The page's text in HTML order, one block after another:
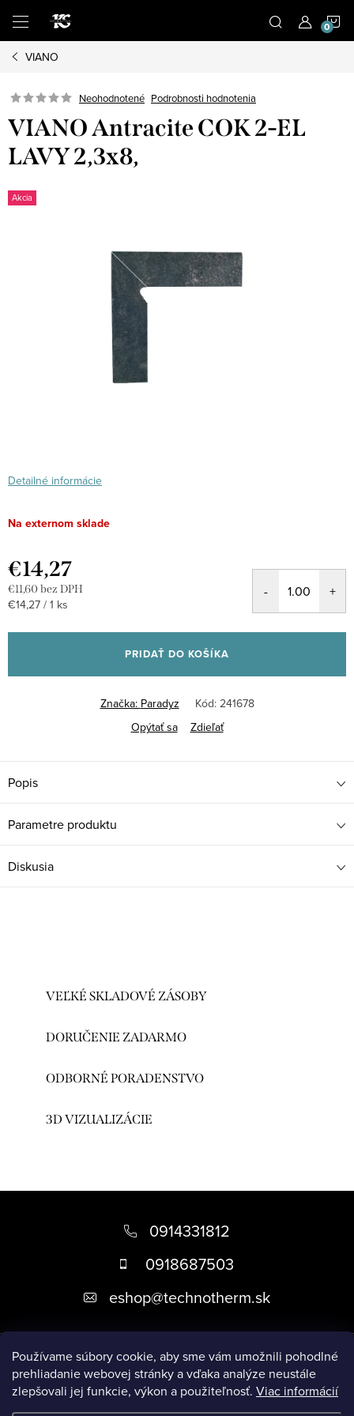
Používame súbory cookie, aby sme vám umožnili pohodlné
prehliadanie webovej stránky a vďaka analýze neustále
zlepšovali jej funkcie, výkon a použiteľnosť. Viac informácií
obsah
VIANO
Neohodnotené Podrobnosti hodnotenia
VIANO Antracite COK 2-EL
LAVY 2,3x8,
Akcia
Detailné informácie
Na externom sklade
€14,27
€11,60 bez DPH
Jednotková
€14,27 / 1 ks
PRIDAŤ DO KOŠÍKA
Značka: Paradyz Kód: 241678
Opýtať sa
Zdieľať
Popis
Parametre produktu
Diskusia
VEĽKÉ SKLADOVÉ ZÁSOBY
DORUČENIE ZADARMO
ODBORNÉ PORADENSTVO
3D VIZUALIZÁCIE
i
0914331812
0918687503
eshop@technotherm.sk
Informácie
Prijímame online platby